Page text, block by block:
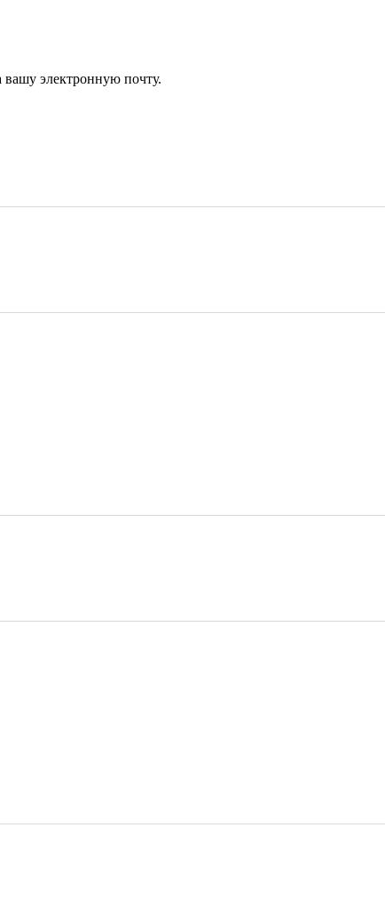
вашу электронную почту.